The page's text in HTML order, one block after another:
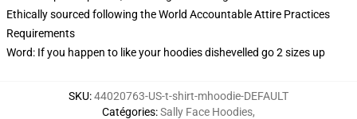
Ethically sourced following the World Accountable Attire Practices
Requirements
Word: If you happen to like your hoodies dishevelled go 2 sizes up
SKU:44020763-US-t-shirt-mhoodie-DEFAULT
Catégories:Sally Face Hoodies,